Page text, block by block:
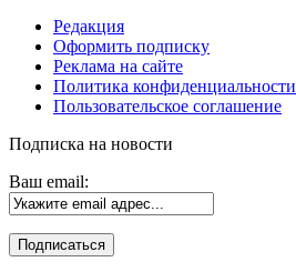
Редакция
Оформить подписку
Реклама на сайте
Политика конфиденциальности
Пользовательское соглашение
Подписка на новости
Ваш email: